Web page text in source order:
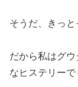
そうだ、きっと
だから私はグ
なヒステリーで